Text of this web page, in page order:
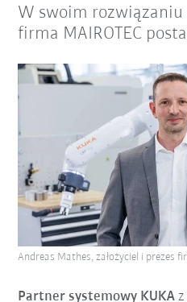
W swoim
firma MAIROTEC
Partner systemowy KUKA
Andreas Mathes, założyciel i prezes